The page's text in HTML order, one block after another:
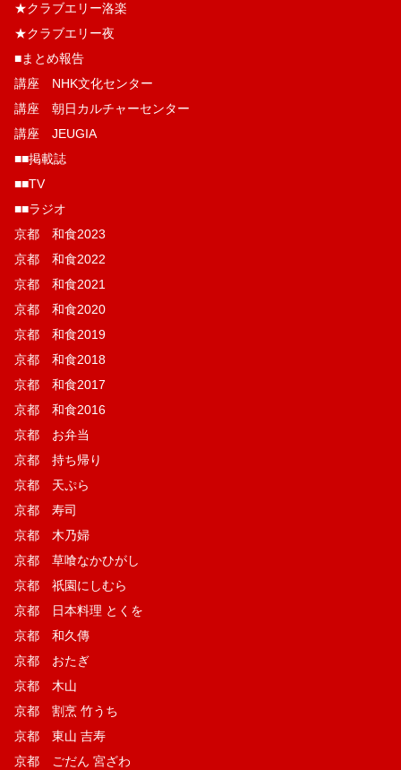
★クラブエリー洛楽
★クラブエリー夜
■まとめ報告
講座 NHK文化センター
講座 朝日カルチャーセンター
講座 JEUGIA
■■掲載誌
■■TV
■■ラジオ
京都 和食2023
京都 和食2022
京都 和食2021
京都 和食2020
京都 和食2019
京都 和食2018
京都 和食2017
京都 和食2016
京都 お弁当
京都 持ち帰り
京都 天ぷら
京都 寿司
京都 木乃婦
京都 草喰なかひがし
京都 祇園にしむら
京都 日本料理 とくを
京都 和久傳
京都 おたぎ
京都 木山
京都 割烹 竹うち
京都 東山 吉寿
京都 ごだん 宮ざわ